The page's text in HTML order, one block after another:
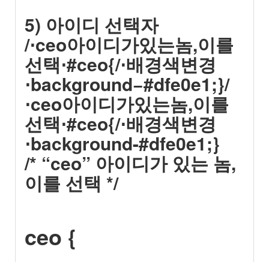
5) 아이디 선택자
/⋅ceo아이디가있는놈,이를
선택⋅#ceo{/⋅배경색변경
⋅background−#dfe0e1;}/
⋅ceo아이디가있는놈,이를
선택⋅#ceo{/⋅배경색변경
⋅background-#dfe0e1;}
/* “ceo” 아이디가 있는 놈,
이를 선택 */
ceo {